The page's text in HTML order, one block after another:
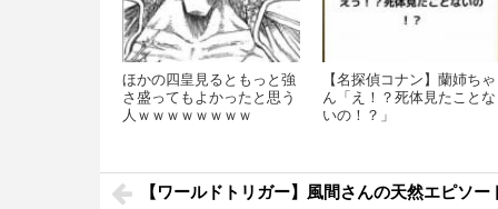
ほかの四皇見るともっと強
さ盛ってもよかったと思う
人ｗｗｗｗｗｗｗｗ
【名探偵コナン】蘭姉ちゃ
ん「え！？死体見たことな
いの！？」
【ワールドトリガー】風間さんの天然エピソ